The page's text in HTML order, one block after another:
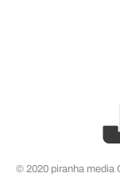
© 2020 piranha media